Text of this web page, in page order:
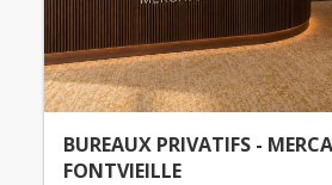
BUREAUX PRIVATIFS -
FONTVIEILLE